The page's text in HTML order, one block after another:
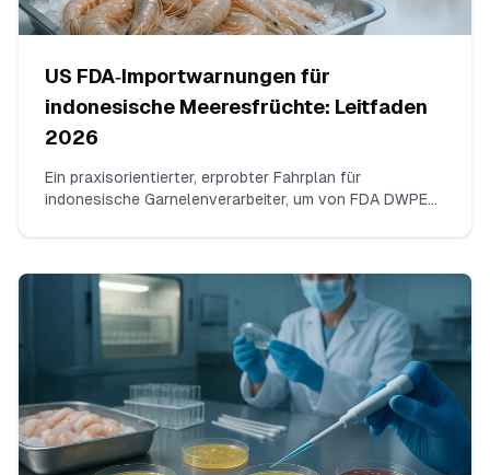
US FDA‑Importwarnungen für
indonesische Meeresfrüchte: Leitfaden
2026
Ein praxisorientierter, erprobter Fahrplan für
indonesische Garnelenverarbeiter, um von FDA DWPE
nicht‑verletzender Sendungen, die Zusammenstellung
des Evidenzpakets und die Kommunikation mit der FDA.